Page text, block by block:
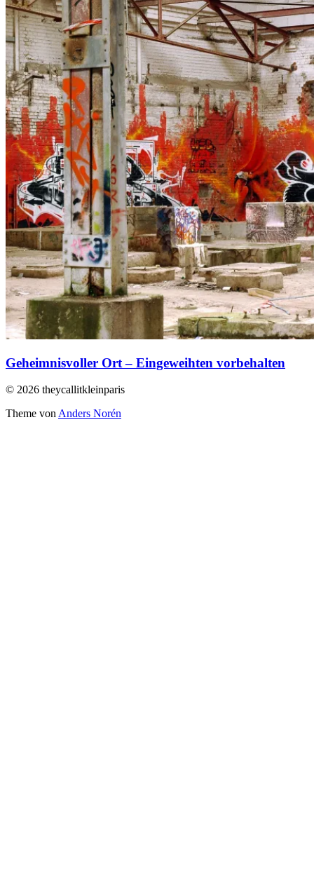
Geheimnisvoller Ort – Eingeweihten vorbehalten
© 2026 theycallitkleinparis
Theme vonAnders Norén